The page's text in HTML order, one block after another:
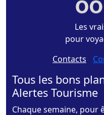
Les
pour
Contacts -
Tous les bons
Alertes Tourisme
Chaque semaine, pour